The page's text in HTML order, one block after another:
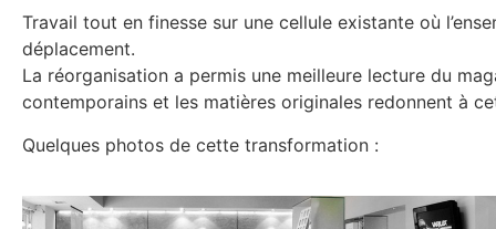
Travail tout en finesse sur une cellule existante où
déplacement.
La réorganisation a permis une meilleure lecture du
contemporains et les matières originales redonnent à
Quelques photos de cette transformation :